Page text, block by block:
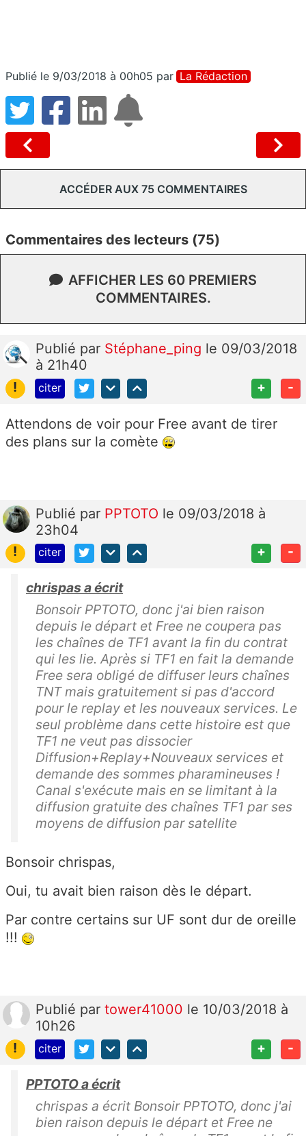
Publié le 9/03/2018 à 00h05 par La Rédaction
ACCÉDER AUX 75 COMMENTAIRES
Commentaires des lecteurs (75)
AFFICHER LES 60 PREMIERS
COMMENTAIRES.
Publié par Stéphane_ping le 09/03/2018
à 21h40
!
citer + -
Attendons de voir pour Free avant de tirer
des plans sur la comète
Publié par PPTOTO le 09/03/2018 à
23h04
!
citer + -
chrispas a écrit
Bonsoir PPTOTO, donc j'ai bien raison
depuis le départ et Free ne coupera pas
les chaînes de TF1 avant la fin du contrat
qui les lie. Après si TF1 en fait la demande
Free sera obligé de diffuser leurs chaînes
TNT mais gratuitement si pas d'accord
pour le replay et les nouveaux services. Le
seul problème dans cette histoire est que
TF1 ne veut pas dissocier
Diffusion+Replay+Nouveaux services et
demande des sommes pharamineuses !
Canal s'exécute mais en se limitant à la
diffusion gratuite des chaînes TF1 par ses
moyens de diffusion par satellite
Bonsoir chrispas,
Oui, tu avait bien raison dès le départ.
Par contre certains sur UF sont dur de oreille
!!!
Publié par tower41000 le 10/03/2018 à
10h26
!
citer + -
PPTOTO a écrit
chrispas a écrit Bonsoir PPTOTO, donc j'ai
bien raison depuis le départ et Free ne